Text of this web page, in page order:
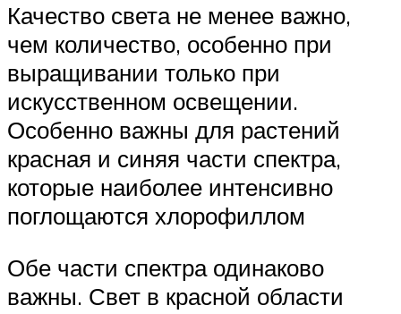
Качество света не менее важно,
чем количество, особенно при
выращивании только при
искусственном освещении.
Особенно важны для растений
красная и синяя части спектра,
которые наиболее интенсивно
поглощаются хлорофиллом
Обе части спектра одинаково
важны. Свет в красной области